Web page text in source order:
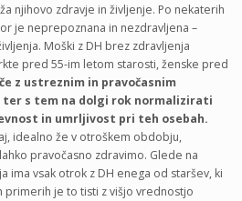
njihovo zdravje in življenje. Po nekaterih
je neprepoznana in nezdravljena –
Moški z DH brez zdravljenja
pred 55-im letom starosti, ženske pred
z ustreznim in pravočasnim
s tem na dolgi rok normalizirati
in umrljivost pri teh osebah.
idealno že v otroškem obdobju,
pravočasno zdravimo. Glede na
ima vsak otrok z DH enega od staršev, ki
primerih je to tisti z višjo vrednostjo